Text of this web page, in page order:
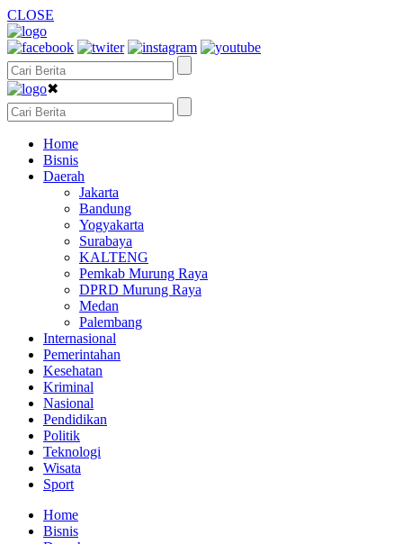
CLOSE
✖
Home
Bisnis
Daerah
Jakarta
Bandung
Yogyakarta
Surabaya
KALTENG
Pemkab Murung Raya
DPRD Murung Raya
Medan
Palembang
Internasional
Pemerintahan
Kesehatan
Kriminal
Nasional
Pendidikan
Politik
Teknologi
Wisata
Sport
Home
Bisnis